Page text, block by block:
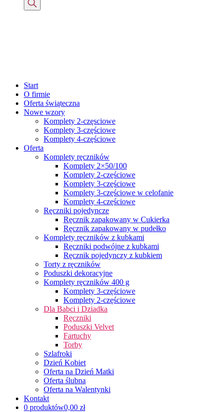
Start
O firmie
Oferta świąteczna
Nowe wzory
Komplety 2-częsciowe
Komplety 3-częściowe
Komplety 4-częściowe
Oferta
Komplety ręczników
Komplety 2×50/100
Komplety 2-częściowe
Komplety 3-częściowe
Komplety 3-częściowe w celofanie
Komplety 4-częściowe
Ręczniki pojedyncze
Ręcznik zapakowany w Cukierka
Ręcznik zapakowany w pudełko
Komplety ręczników z kubkami
Ręczniki podwójne z kubkami
Ręcznik pojedynczy z kubkiem
Torty z ręczników
Poduszki dekoracyjne
Komplety ręczników 400 g
Komplety 3-częściowe
Komplety 2-częściowe
Dla Babci i Dziadka
Ręczniki
Poduszki Velvet
Fartuchy
Torby
Szlafroki
Dzień Kobiet
Oferta na Dzień Matki
Oferta ślubna
Oferta na Walentynki
Kontakt
0 produktów0,00 zł